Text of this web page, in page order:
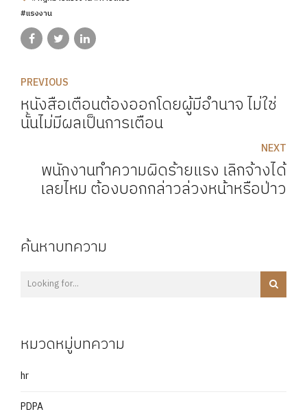
#แรงงาน
PREVIOUS
หนังสือเตือนต้องออกโดยผู้มีอำนาจ ไม่ใช่
นั้นไม่มีผลเป็นการเตือน
NEXT
พนักงานทำความผิดร้ายแรง เลิกจ้างได้
เลยไหม ต้องบอกกล่าวล่วงหน้าหรือป่าว
ค้นหาบทความ
หมวดหมู่บทความ
hr
PDPA